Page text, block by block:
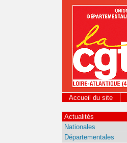
Panneau de gestion des cookies
Accueil du site
Actualités
Nationales
Départementales